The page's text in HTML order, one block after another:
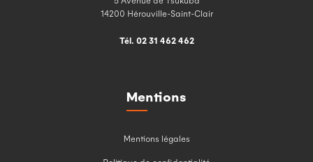
14200 Hérouville-Saint-Clair
Tél. 02 31 462 462
Mentions
Mentions légales